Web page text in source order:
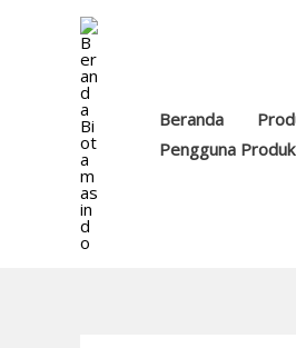
Beranda
Pengguna